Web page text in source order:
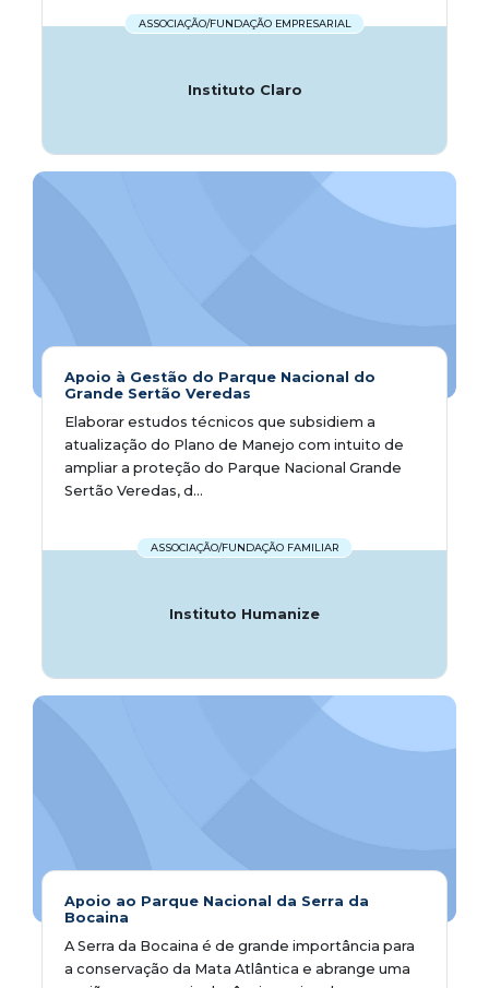
ASSOCIAÇÃO/FUNDAÇÃO EMPRESARIAL
Instituto Claro
Apoio à Gestão do Parque Nacional do
Grande Sertão Veredas
Elaborar estudos técnicos que subsidiem a
atualização do Plano de Manejo com intuito de
ampliar a proteção do Parque Nacional Grande
Sertão Veredas, d...
ASSOCIAÇÃO/FUNDAÇÃO FAMILIAR
Instituto Humanize
Apoio ao Parque Nacional da Serra da
Bocaina
A Serra da Bocaina é de grande importância para
a conservação da Mata Atlântica e abrange uma